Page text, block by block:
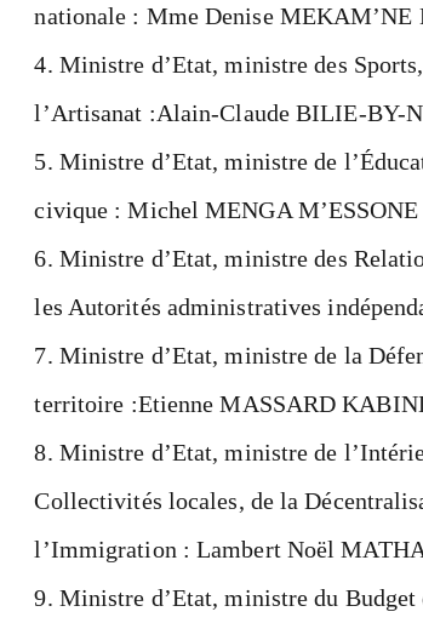
nationale : Mme Denise MEKAM’NE
Ministre d’Etat, ministre des
l’Artisanat :Alain-Claude BILIE-BY-
Ministre d’Etat, ministre de
civique : Michel MENGA M’ESSONE
Ministre d’Etat, ministre des
les Autorités administratives
Ministre d’Etat, ministre de la
territoire :Etienne MASSARD
Ministre d’Etat, ministre de
Collectivités locales, de la
l’Immigration : Lambert Noël
Ministre d’Etat, ministre du